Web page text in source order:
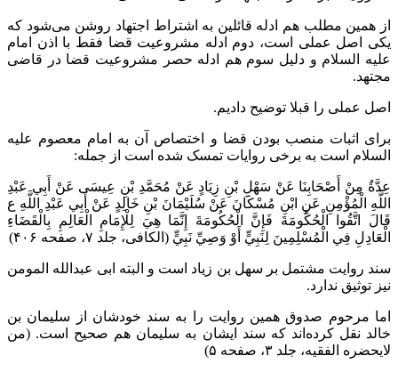
از همین مطلب هم ادله قائلین به اشتراط اجتهاد روشن می‌شود که
یکی اصل عملی است، دوم ادله مشروعیت قضا فقط با اذن امام
علیه السلام و دلیل سوم هم ادله حصر مشروعیت قضا در قاضی
مجتهد.
اصل عملی را قبلا توضیح دادیم.
برای اثبات منصب بودن قضا و اختصاص آن به امام معصوم علیه
السلام است به برخی روایات تمسک شده است از جمله:
عِدَّةٌ مِنْ أَصْحَابِنَا عَنْ سَهْلِ بْنِ زِيَادٍ عَنْ مُحَمَّدِ بْنِ عِيسَى عَنْ أَبِي عَبْدِ
اللَّهِ الْمُؤْمِنِ عَنِ ابْنِ مُسْكَانَ عَنْ سُلَيْمَانَ بْنِ خَالِدٍ عَنْ أَبِي عَبْدِ اللَّهِ ع
قَالَ اتَّقُوا الْحُكُومَةَ فَإِنَّ الْحُكُومَةَ إِنَّمَا هِيَ لِلْإِمَامِ الْعَالِمِ بِالْقَضَاءِ
الْعَادِلِ فِي الْمُسْلِمِينَ لِنَبِيٍّ أَوْ وَصِيِّ نَبِيٍّ‌ (الکافی، جلد ۷، صفحه ۴۰۶)
سند روایت مشتمل بر سهل بن زیاد است و البته ابی عبدالله المومن
نیز توثیق ندارد.
اما مرحوم صدوق همین روایت را به سند خودشان از سلیمان بن
خالد نقل کرده‌اند که سند ایشان به سلیمان هم صحیح است. (من
لایحضره الفقیه، جلد ۳، صفحه ۵)